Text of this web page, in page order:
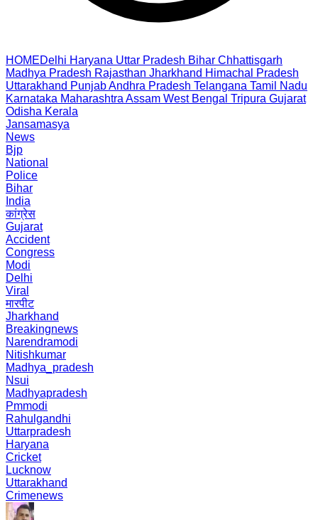
HOMEDelhi Haryana Uttar Pradesh Bihar Chhattisgarh
Madhya Pradesh Rajasthan Jharkhand Himachal Pradesh
Uttarakhand PunjabAndhra Pradesh Telangana Tamil Nadu
Karnataka Maharashtra Assam West Bengal Tripura Gujarat
Odisha Kerala
Jansamasya
News
Bjp
National
Police
Bihar
India
कांग्रेस
Gujarat
Accident
Congress
Modi
Delhi
Viral
मारपीट
Jharkhand
Breakingnews
Narendramodi
Nitishkumar
Madhya_pradesh
Nsui
Madhyapradesh
Pmmodi
Rahulgandhi
Uttarpradesh
Haryana
Cricket
Lucknow
Uttarakhand
Crimenews